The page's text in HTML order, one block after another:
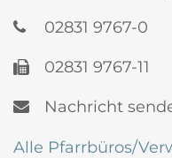
02831 9767-0
02831 9767-11
Nachricht
Alle Pfarrbüros/